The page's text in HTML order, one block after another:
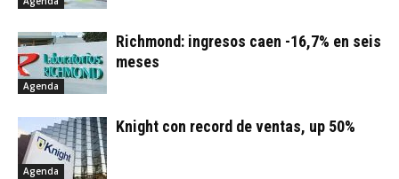
Agenda
Richmond: ingresos caen -16,7% en seis
meses
Agenda
Knight con record de ventas, up 50%